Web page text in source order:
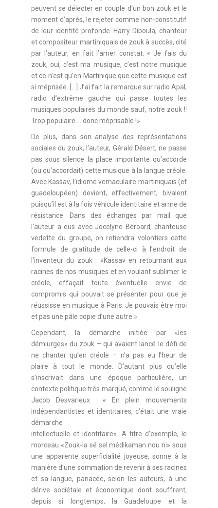
peuvent se délecter en couple d’un bon zouk et le
moment d’après, le rejeter comme non-constitutif
de leur identité profonde. Harry Diboula, chanteur
et compositeur martiniquais de zouk à succès, cité
par l’auteur, en fait l’amer constat: « Je fais du
zouk, oui, c’est ma musique, c’est notre musique
et ce n’est qu’en Martinique que cette musique est
si méprisée. […] J’ai fait la remarque sur radio Apal,
radio d’extrême gauche qui passe toutes les
musiques populaires du monde sauf, notre zouk !!
Trop populaire … donc méprisable !»
De plus, dans son analyse des représentations
sociales du zouk, l’auteur, Gérald Désert, ne passe
pas sous silence la place importante qu’accorde
(ou qu’accordait) cette musique à la langue créole.
Avec Kassav, l’idiome vernaculaire martiniquais (et
guadeloupéen) devient, effectivement, bivalent
puisqu’il est à la fois véhicule identitaire et arme de
résistance. Dans des échanges par mail que
l’auteur a eus avec Jocelyne Béroard, chanteuse
vedette du groupe, on retiendra volontiers cette
formule de gratitude de celle-ci à l’endroit de
l’inventeur du zouk : «Kassav en retournant aux
racines de nos musiques et en voulant sublimer le
créole, effaçait toute éventuelle envie de
compromis qui pouvait se présenter pour que je
réussisse en musique à Paris. Je pouvais être moi
et pas une pâle copie d’une autre.»
Cependant, la démarche initiée par «les
démiurges» du zouk – qui avaient lancé le défi de
ne chanter qu’en créole – n’a pas eu l’heur de
plaire à tout le monde. D’autant plus qu’elle
s’inscrivait dans une époque particulière, un
contexte politique très marqué, comme le souligne
Jacob Desvarieux : « En plein mouvements
indépendantistes et identitaires, c’était une vraie
démarche
intellectuelle et identitaire». A titre d’exemple, le
morceau «Zouk-la sé sel médikaman nou ni» sous
une apparente superficialité joyeuse, sonne à la
manière d’une sommation de revenir à ses racines
et sa langue, panacée, selon les auteurs, à une
dérive sociétale et économique dont souffrent,
depuis si longtemps, la Guadeloupe et la